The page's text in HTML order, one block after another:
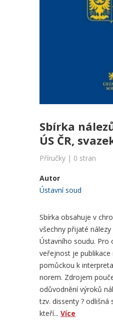
Sbírka
ÚS ČR,
Příručky | 0 stran
Autor
Ústavní soud
Sbírka obsahuje v
všechny přijaté
Ústavního soudu. Pro
veřejnost je
pomůckou k
norem. Zdrojem
odůvodnění výroků
tzv. dissenty ? odlišná
kteří... Více